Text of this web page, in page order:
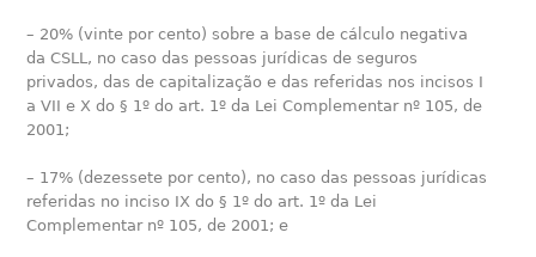
– 20% (vinte por cento) sobre a base de cálculo negativa
da CSLL, no caso das pessoas jurídicas de seguros
privados, das de capitalização e das referidas nos incisos I
a VII e X do § 1º do art. 1º da Lei Complementar nº 105, de
2001;
– 17% (dezessete por cento), no caso das pessoas jurídicas
referidas no inciso IX do § 1º do art. 1º da Lei
Complementar nº 105, de 2001; e